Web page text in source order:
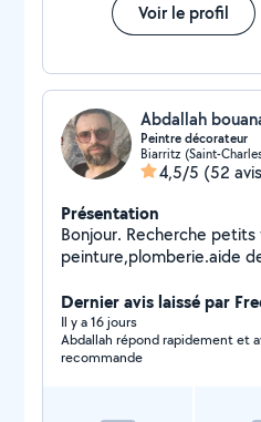
Voir le profil
Abdallah
Peintre décorateur
Biarritz (Saint-
4,5/5 (52
Présentation
Bonjour. Recherche petits
peinture,plomberie.aide
Dernier avis laissé par
Il y a 16 jours
Abdallah répond rapidement et
recommande